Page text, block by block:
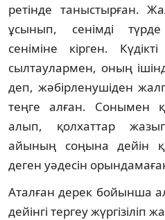
ретінде таныстырған.
ұсынып, сенімді
сеніміне кірген.
сылтаулармен, оның
деп, жәбірленушіден
теңге алған. Сонымен
алып, қолхаттар
айының соңына дейін
деген уәдесін
Аталған дерек бойынша
дейінгі тергеу жүргізіліп